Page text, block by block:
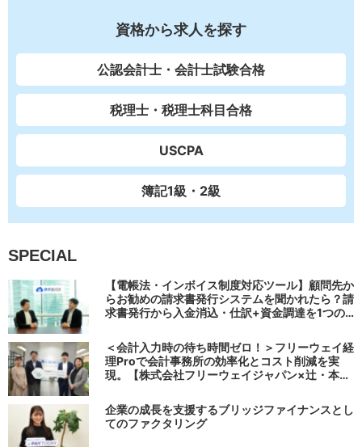
資格から求人を探す
公認会計士・会計士試験合格
税理士・税理士科目合格
USCPA
簿記1級・2級
SPECIAL
【電帳法・インボイス制度対応ツール】顧問先か
らお勧めの請求書発行システムを聞かれたら？請
求書発行から入金消込・仕訳+資金調達を1つの
＜会計入力時の待ち時間ゼロ！＞フリーウェイ経
理Proで会計事務所の効率化とコスト削減を実
現。【株式会社フリーウェイジャパン×辻・本郷
企業の成長を支援するブリッジファイナンスとし
てのファクタリング